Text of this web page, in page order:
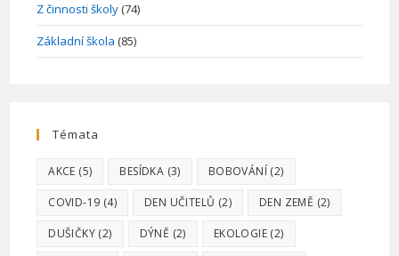
Z činnosti školy (74)
Základní škola (85)
Témata
AKCE (5) BESÍDKA (3) BOBOVÁNÍ (2)
COVID-19 (4) DEN UČITELŮ (2) DEN ZEMĚ (2)
DUŠIČKY (2) DÝNĚ (2) EKOLOGIE (2)